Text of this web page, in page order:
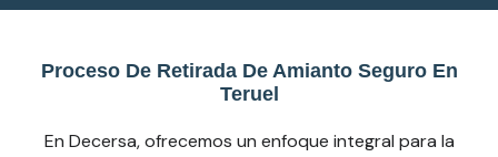
Proceso De Retirada De Amianto Seguro En
Teruel
En Decersa, ofrecemos un enfoque integral para la